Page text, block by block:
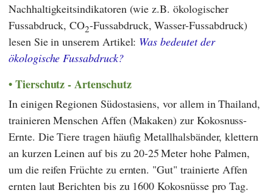
Nachhaltigkeitsindikatoren (wie z.B. ökologischer
Fussabdruck, CO2-Fussabdruck, Wasser-Fussabdruck)
lesen Sie in unserem Artikel: Was bedeutet der
ökologische Fussabdruck?
Tierschutz - Artenschutz
In einigen Regionen Südostasiens, vor allem in Thailand,
trainieren Menschen Affen (Makaken) zur Kokosnuss-
Ernte. Die Tiere tragen häufig Metallhalsbänder, klettern
an kurzen Leinen auf bis zu 20-25 Meter hohe Palmen,
um die reifen Früchte zu ernten. "Gut" trainierte Affen
ernten laut Berichten bis zu 1600 Kokosnüsse pro Tag.